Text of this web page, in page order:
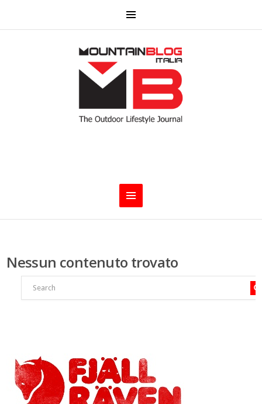
Nessun contenuto trovato